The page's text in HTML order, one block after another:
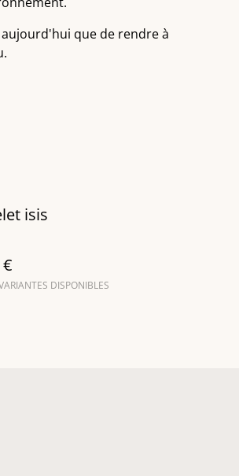
aujourd'hui que de rendre à
isis
DISPONIBLES